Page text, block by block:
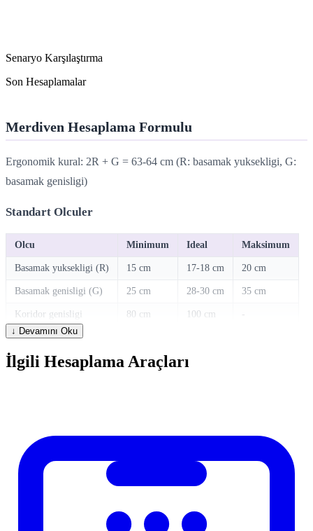
Senaryo Karşılaştırma
Son Hesaplamalar
Merdiven Hesaplama Formulu
Ergonomik kural: 2R + G = 63-64 cm (R: basamak yuksekligi, G:
basamak genisligi)
Standart Olculer
Olcu Minimum Ideal Maksimum
Basamak yuksekligi (R) 15 cm 17-18 cm 20 cm
Basamak genisligi (G) 25 cm 28-30 cm 35 cm
Koridor genisligi 80 cm 100 cm -
degerleri girin ve hesapla butonuna basin. Sonuclar aninda ekranda
gosterilir. Farkli senaryolari karsilastirmak icin degerleri degistirerek
yeniden hesaplayabilirsiniz.
Sikca Sorulan Sorular
↓ Devamını Oku
İlgili Hesaplama Araçları